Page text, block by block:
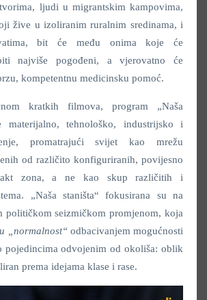
ljudi u migrantskim kampovima,
žive u izoliranim ruralnim sredinama, i
bit će među onima koje će
najviše pogođeni, a vjerovatno će
kompetentnu medicinsku pomoć.
kratkih filmova, program „Naša
materijalno, tehnološko, industrijsko i
promatrajući svijet kao mrežu
od različito konfiguriranih, povijesno
zona, a ne kao skup različitih i
„Naša staništa“ fokusirana su na
političkom seizmičkom promjenom, koja
„normalnost“ odbacivanjem mogućnosti
pojedincima odvojenim od okoliša: oblik
prema idejama klase i rase.